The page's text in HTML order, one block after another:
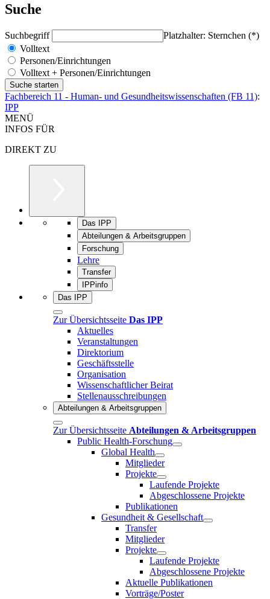
Suche
Suchbegriff
Platzhalter: Sternchen (*)
Volltext
Personen/Einrichtungen
Volltext + Personen/Einrichtungen
Fachbereich 11 - Human- und Gesundheitswissenschaften (FB 11):
IPP
MENÜ
INFOS FÜR
DIREKT ZU
Das IPP
Abteilungen & Arbeitsgruppen
Forschung
Lehre
Transfer
IPPinfo
Das IPP
Zur Übersichtsseite Das IPP
Aktuelles
Veranstaltungen
Direktorium
Geschäftsstelle
Organisation
Wissenschaftlicher Beirat
Stellenausschreibungen
Abteilungen & Arbeitsgruppen
Zur Übersichtsseite Abteilungen & Arbeitsgruppen
Public Health-Forschung
Global Health
Mitglieder
Projekte
Laufende Projekte
Abgeschlossene Projekte
Publikationen
Gesundheit & Gesellschaft
Transfer
Mitglieder
Projekte
Laufende Projekte
Abgeschlossene Projekte
Aktuelle Publikationen
Vorträge/Poster